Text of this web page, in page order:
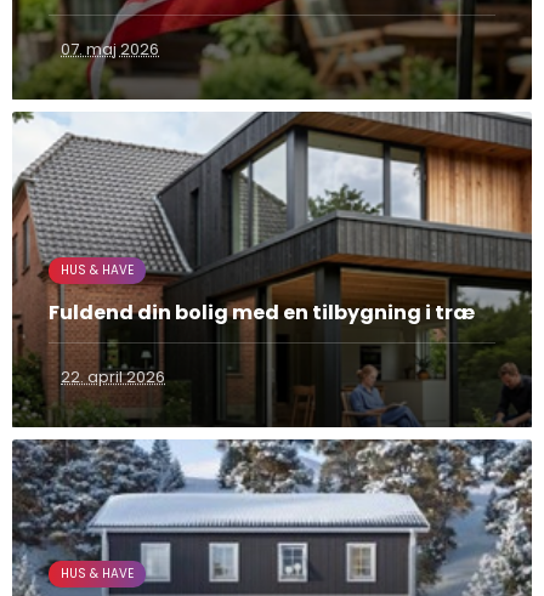
07. maj 2026
HUS & HAVE
Fuldend din bolig med en tilbygning i træ
22. april 2026
HUS & HAVE